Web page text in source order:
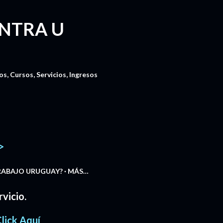
U
Cursos, Servicios, Ingresos
URUGUAY? MÁS…
Aquí